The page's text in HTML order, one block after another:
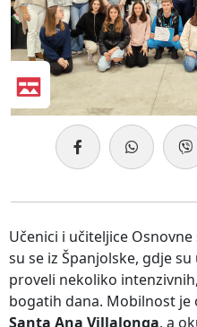
Učenici i učiteljice Osnovne
su se iz Španjolske, gdje
proveli nekoliko
bogatih dana. Mobilnost je
Santa Ana Villalonga, a